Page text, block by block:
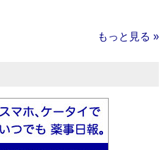
もっと見る »